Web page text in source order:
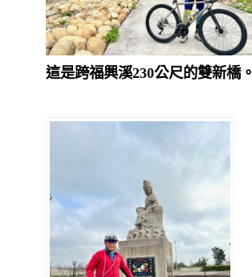
這是跨福興溪230公尺的雙新橋。